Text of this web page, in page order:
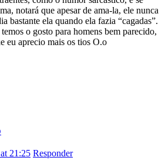
notará que apesar de ama-la, ele nunca
bastante ela quando ela fazia “cagadas”.
o gosto para homens bem parecido,
eu aprecio mais os tios O.o
21:25 Responder